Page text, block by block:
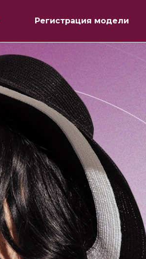
Регистрация модели